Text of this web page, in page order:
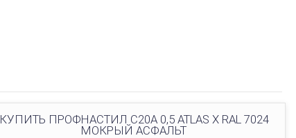
КУПИТЬ ПРОФНАСТИЛ C20A 0,5 ATLAS X RAL 7024
МОКРЫЙ АСФАЛЬТ